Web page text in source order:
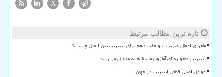
X
تازه ترین مطالب مرتبط
ماجرای اعمال ضریب ۲ و هفت دهم برای اینترنت بین الملل چیست؟
اینترنت ماهواره ای آمازون مستقیم به موبایل می رسد
عوامل اصلی قطعی اینترنت در جهان